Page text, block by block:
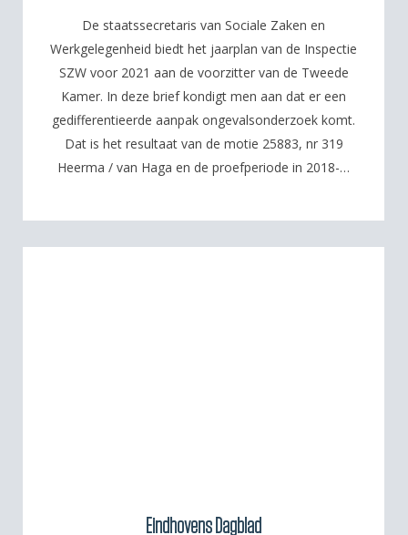
De staatssecretaris van Sociale Zaken en
Werkgelegenheid biedt het jaarplan van de Inspectie
SZW voor 2021 aan de voorzitter van de Tweede
Kamer. In deze brief kondigt men aan dat er een
gedifferentieerde aanpak ongevalsonderzoek komt.
Dat is het resultaat van de motie 25883, nr 319
Heerma / van Haga en de proefperiode in 2018-…
Eindhovens Dagblad